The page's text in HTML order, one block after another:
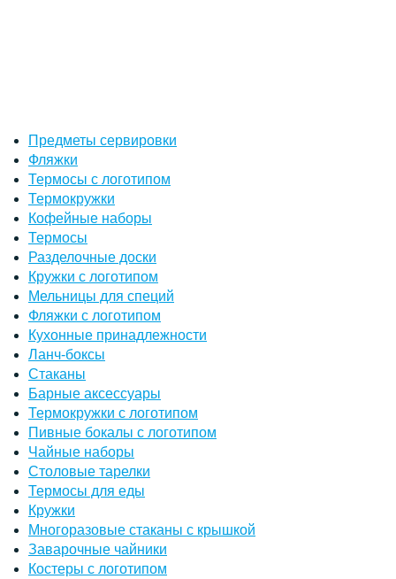
Предметы сервировки
Фляжки
Термосы с логотипом
Термокружки
Кофейные наборы
Термосы
Разделочные доски
Кружки с логотипом
Мельницы для специй
Фляжки с логотипом
Кухонные принадлежности
Ланч-боксы
Стаканы
Барные аксессуары
Термокружки с логотипом
Пивные бокалы с логотипом
Чайные наборы
Столовые тарелки
Термосы для еды
Кружки
Многоразовые стаканы с крышкой
Заварочные чайники
Костеры с логотипом